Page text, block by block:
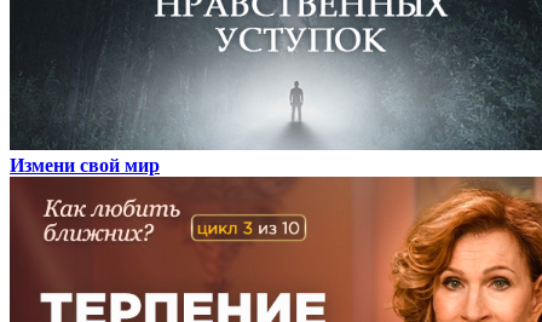
Измени свой мир